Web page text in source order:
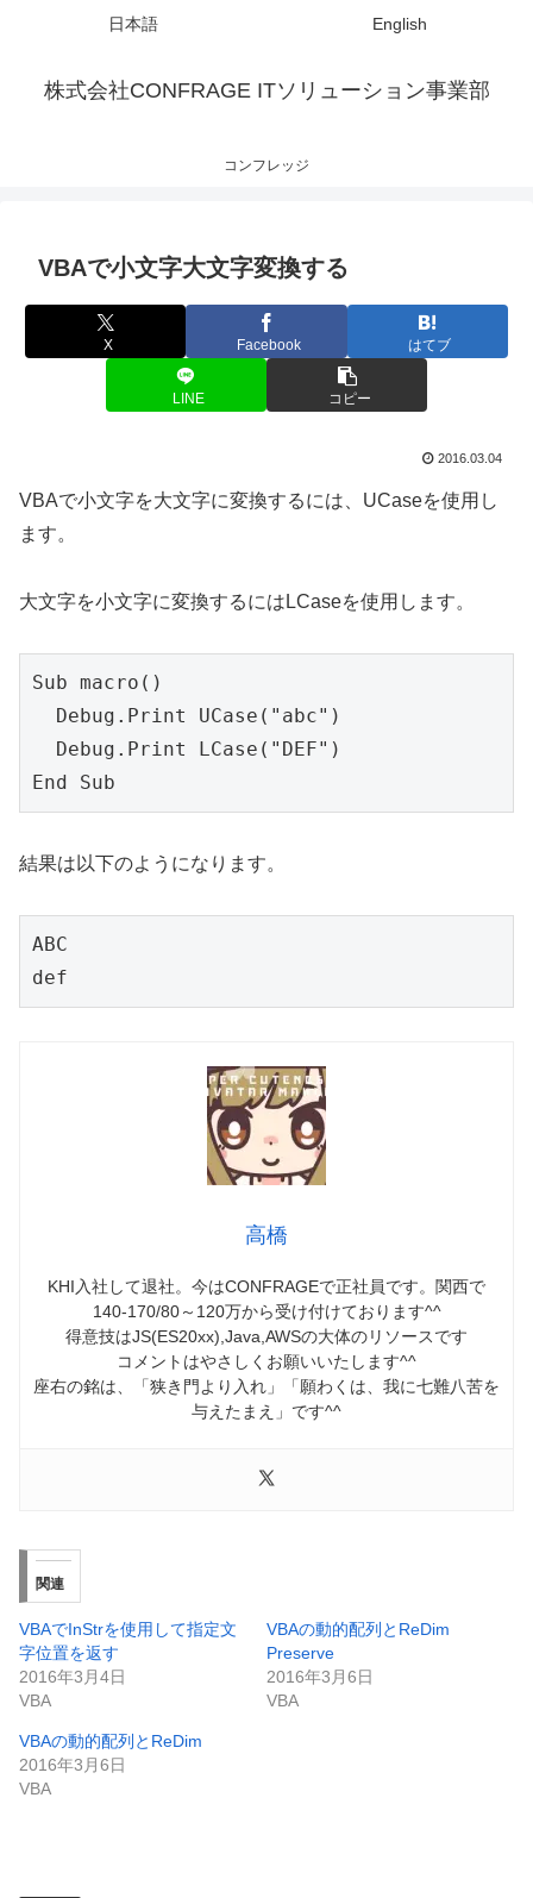
株式会社CONFRAGE ITソリューション事業部
コンフレッジ
日本語 English
VBAで小文字大文字変換する
X Facebook はてブ
LINE コピー
2016.03.04
VBAで小文字を大文字に変換するには、UCaseを使用し
ます。
大文字を小文字に変換するにはLCaseを使用します。
Sub macro()
  Debug.Print UCase("abc")
  Debug.Print LCase("DEF")
結果は以下のようになります。
ABC
def
高橋
KHI入社して退社。今はCONFRAGEで正社員です。関西で
140-170/80～120万から受け付けております^^
得意技はJS(ES20xx),Java,AWSの大体のリソースです
コメントはやさしくお願いいたします^^
座右の銘は、「狭き門より入れ」「願わくは、我に七難八苦を
与えたまえ」です^^
関連
VBAでInStrを使用して指定文
字位置を返す
2016年3月4日
VBA
VBAの動的配列とReDim
Preserve
2016年3月6日
VBA
VBAの動的配列とReDim
2016年3月6日
VBA